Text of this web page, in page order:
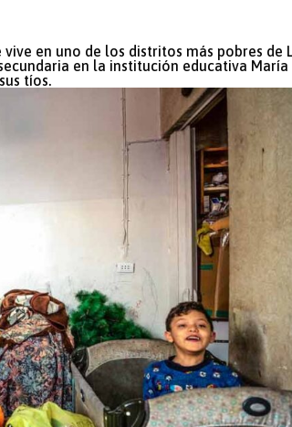
en uno de los distritos más pobres de
en la institución educativa María
tíos.